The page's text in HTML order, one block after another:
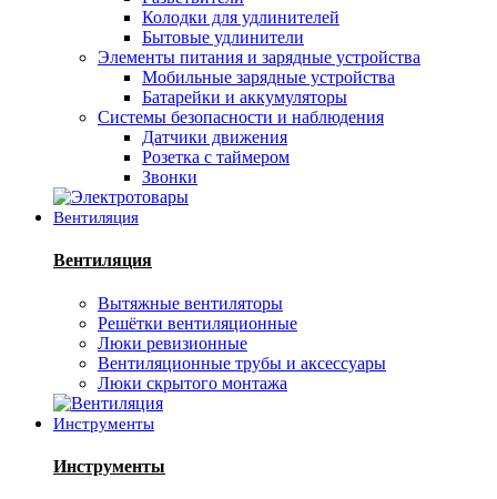
Колодки для удлинителей
Бытовые удлинители
Элементы питания и зарядные устройства
Мобильные зарядные устройства
Батарейки и аккумуляторы
Системы безопасности и наблюдения
Датчики движения
Розетка с таймером
Звонки
Вентиляция
Вентиляция
Вытяжные вентиляторы
Решётки вентиляционные
Люки ревизионные
Вентиляционные трубы и аксессуары
Люки скрытого монтажа
Инструменты
Инструменты